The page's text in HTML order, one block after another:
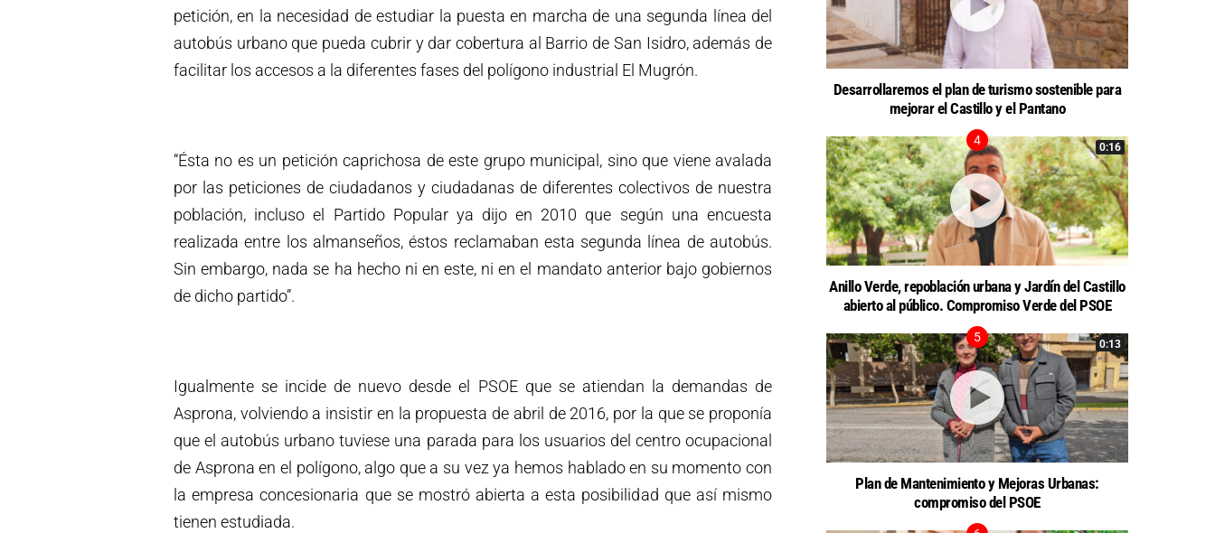
petición, en la necesidad de estudiar la puesta en marcha de una segunda línea del
autobús urbano que pueda cubrir y dar cobertura al Barrio de San Isidro, además de
facilitar los accesos a la diferentes fases del polígono industrial El Mugrón.
“Ésta no es un petición caprichosa de este grupo municipal, sino que viene avalada
por las peticiones de ciudadanos y ciudadanas de diferentes colectivos de nuestra
población, incluso el Partido Popular ya dijo en 2010 que según una encuesta
realizada entre los almanseños, éstos reclamaban esta segunda línea de autobús.
Sin embargo, nada se ha hecho ni en este, ni en el mandato anterior bajo gobiernos
de dicho partido”.
Igualmente se incide de nuevo desde el PSOE que se atiendan la demandas de
Asprona, volviendo a insistir en la propuesta de abril de 2016, por la que se proponía
que el autobús urbano tuviese una parada para los usuarios del centro ocupacional
de Asprona en el polígono, algo que a su vez ya hemos hablado en su momento con
la empresa concesionaria que se mostró abierta a esta posibilidad que así mismo
tienen estudiada.
Desarrollaremos el plan de turismo sostenible para
mejorar el Castillo y el Pantano
0:16
Anillo Verde, repoblación urbana y Jardín del Castillo
abierto al público. Compromiso Verde del PSOE
0:13
Plan de Mantenimiento y Mejoras Urbanas:
compromiso del PSOE